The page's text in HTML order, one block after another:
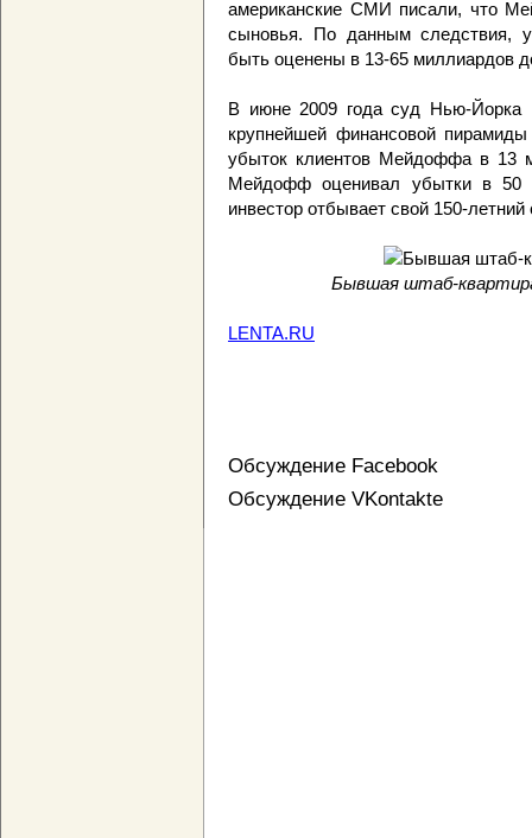
американские СМИ писали, что
сыновья. По данным следствия,
быть оценены в 13-65 миллиардов
В июне 2009 года суд Нью-Йорка
крупнейшей финансовой
убыток клиентов Мейдоффа в 13
Мейдофф оценивал убытки в 50
инвестор отбывает свой 150-
Бывшая штаб-
LENTA.RU
Обсуждение Facebook
Обсуждение VKontakte